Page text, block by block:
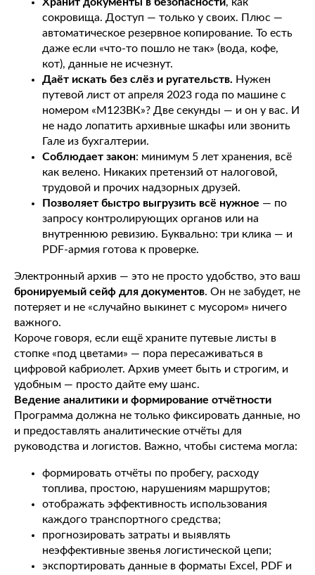
сокровища. Доступ — только у своих. Плюс —
автоматическое резервное копирование. То есть
даже если «что-то пошло не так» (вода, кофе,
кот), данные не исчезнут.
Даёт искать без слёз и ругательств. Нужен
путевой лист от апреля 2023 года по машине с
номером «М123ВК»? Две секунды — и он у вас. И
не надо лопатить архивные шкафы или звонить
Гале из бухгалтерии.
Соблюдает закон: минимум 5 лет хранения, всё
как велено. Никаких претензий от налоговой,
трудовой и прочих надзорных друзей.
Позволяет быстро выгрузить всё нужное — по
запросу контролирующих органов или на
внутреннюю ревизию. Буквально: три клика — и
PDF-армия готова к проверке.
Электронный архив — это не просто удобство, это ваш
бронируемый сейф для документов. Он не забудет, не
потеряет и не «случайно выкинет с мусором» ничего
важного.
Короче говоря, если ещё храните путевые листы в
стопке «под цветами» — пора пересаживаться в
цифровой кабриолет. Архив умеет быть и строгим, и
удобным — просто дайте ему шанс.
Ведение аналитики и формирование отчётности
Программа должна не только фиксировать данные, но
и предоставлять аналитические отчёты для
руководства и логистов. Важно, чтобы система могла:
формировать отчёты по пробегу, расходу
топлива, простою, нарушениям маршрутов;
отображать эффективность использования
каждого транспортного средства;
прогнозировать затраты и выявлять
неэффективные звенья логистической цепи;
экспортировать данные в форматы Excel, PDF и